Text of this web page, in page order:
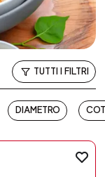
TUTTI I FILTRI
DIAMETRO